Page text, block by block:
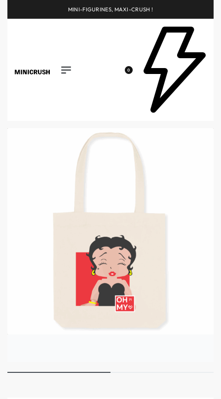
MINI-FIGURINES, MAXI-CRUSH !
0